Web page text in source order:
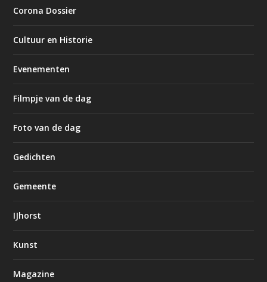
Corona Dossier
Cultuur en Historie
Evenementen
Filmpje van de dag
Foto van de dag
Gedichten
Gemeente
IJhorst
Kunst
Magazine